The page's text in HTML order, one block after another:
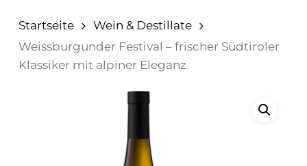
Startseite
Wein & Destillate
Weissburgunder Festival – frischer Südtiroler
Klassiker mit alpiner Eleganz